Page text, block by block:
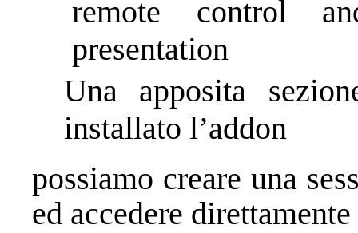
Una apposita
installato l’addon
possiamo creare una
ed accedere